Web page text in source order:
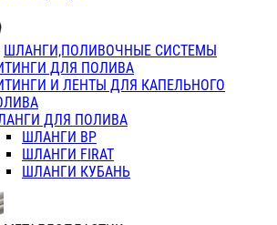
ШЛАНГИ,ПОЛИВОЧНЫЕ СИСТЕМЫ
ДЛЯ ПОЛИВА
И ЛЕНТЫ ДЛЯ КАПЕЛЬНОГО
ДЛЯ ПОЛИВА
ШЛАНГИ ВР
ШЛАНГИ FIRAT
ШЛАНГИ КУБАНЬ